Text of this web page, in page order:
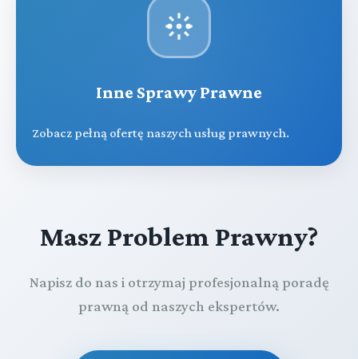
Inne Sprawy Prawne
Zobacz pełną ofertę naszych usług prawnych.
Masz Problem Prawny?
Napisz do nas i otrzymaj profesjonalną poradę
prawną od naszych ekspertów.